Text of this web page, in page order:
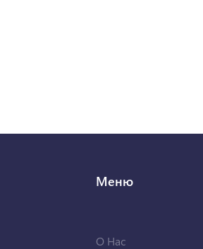
Меню
О Нас